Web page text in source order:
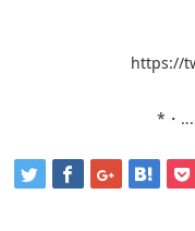
https://
*・